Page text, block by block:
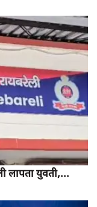
लापता युवती,...